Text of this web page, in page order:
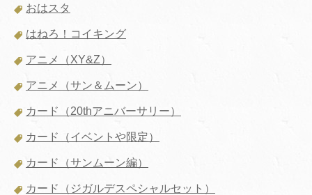
おはスタ
はねろ！コイキング
アニメ（XY&Z）
アニメ（サン＆ムーン）
カード（20thアニバーサリー）
カード（イベントや限定）
カード（サンムーン編）
カード（ジガルデスペシャルセット）